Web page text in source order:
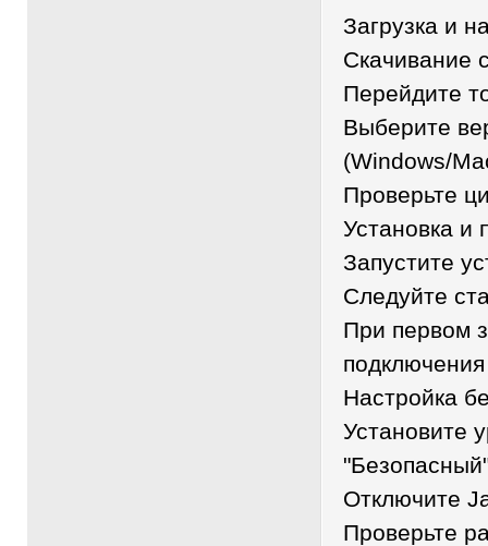
Загрузка и
Скачивание
Перейдите
Выберите
(Windows/
Проверьте
Установка и
Запустите
Следуйте
При первом
подключения
Настройка
Установите
Отключите
Проверьте